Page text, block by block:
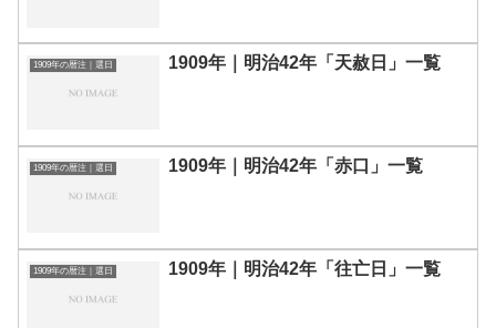
1909年の暦注｜選日 1909年｜明治42年「天赦日」一覧
1909年の暦注｜選日 1909年｜明治42年「赤口」一覧
1909年の暦注｜選日 1909年｜明治42年「往亡日」一覧